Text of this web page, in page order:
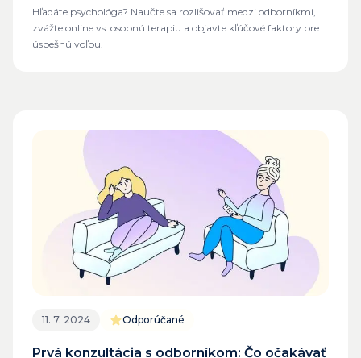
Hľadáte psychológa? Naučte sa rozlišovať medzi odborníkmi,
zvážte online vs. osobnú terapiu a objavte kľúčové faktory pre
úspešnú voľbu.
11. 7. 2024 Odporúčané
Prvá konzultácia s odborníkom: Čo očakávať